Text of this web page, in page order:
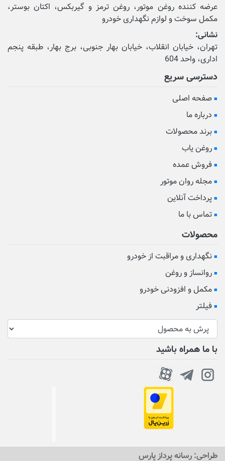
عرضه کننده روغن موتور، روغن ترمز و گیربکس، اکتان بوستر،
مکمل‌ سوخت و لوازم نگهداری خودرو
نشانی:
تهران، خیابان انقلاب، خیابان بهار جنوبی، برج بهار، طبقه پنجم
اداری، واحد 604
دسترسی سریع
صفحه اصلی
درباره ما
برند محصولات
روغن یاب
فروش عمده
مجله روان موتور
پرداخت آنلاین
تماس با ما
محصولات
نگهداری و مراقبت از خودرو
روانساز و روغن
مکمل و افزودنی خودرو
فیلتر
با ما همراه باشید
طراحی: رسانه پرداز پارس